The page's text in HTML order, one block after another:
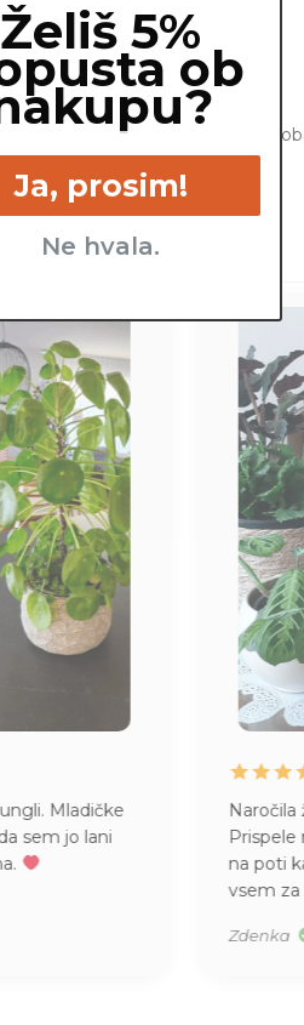
Srednje - posredna
Mladičke
sem jo lani
Naročila
Prispele
na poti
vsem za
Zdenka
Želiš 5%
ob
Ja, prosim!
Ne hvala.